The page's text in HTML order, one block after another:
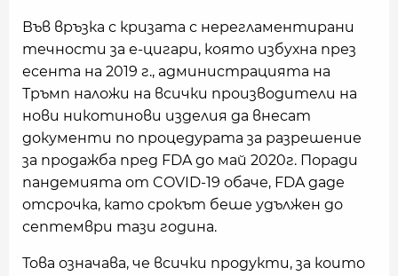
Във връзка с кризата с нерегламентирани
течности за е-цигари, която избухна през
есента на 2019 г., администрацията на
Тръмп наложи на всички производители на
нови никотинови изделия да внесат
документи по процедурата за разрешение
за продажба пред FDA до май 2020г. Поради
пандемията от COVID-19 обаче, FDA даде
отсрочка, като срокът беше удължен до
септември тази година.
Това означава, че всички продукти, за които